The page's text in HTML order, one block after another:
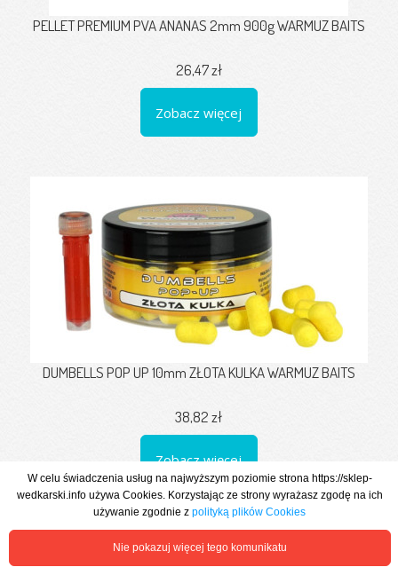
PELLET PREMIUM PVA ANANAS 2mm 900g WARMUZ BAITS
26,47 zł
Zobacz więcej
DUMBELLS POP UP 10mm ZŁOTA KULKA WARMUZ BAITS
38,82 zł
Zobacz więcej
W celu świadczenia usług na najwyższym poziomie strona https://sklep-
wedkarski.info używa Cookies. Korzystając ze strony wyrażasz zgodę na ich
używanie zgodnie zpolityką plików Cookies
Nie pokazuj więcej tego komunikatu